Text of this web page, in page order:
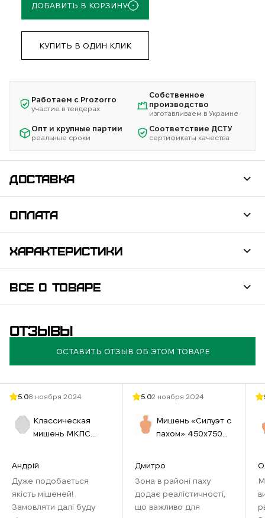
Работаем с Prozorro
участие в тендерах
Собственное
производство
изготавливаем в Украине
Опт и крупные партии
реальные сроки
Соответствие ДСТУ
сертификаты качества
ДОСТАВКА
ОПЛАТА
ХАРАКТЕРИСТИКИ
ВСЕ О ТОВАРЕ
ДОБАВИТЬ В КОРЗИНУ
КУПИТЬ В ОДИН КЛИК
ОТЗЫВЫ
ОСТАВИТЬ ОТЗЫВ ОБ ЭТОМ ТОВАРЕ
5.018 ноября 2024
Классическая
мишень МКПС
Андрій
Дуже подобається
якість мішеней!
Замовляти далі буду
5.012 ноября 2024
Мишень «Силуэт с
пахом» 450х750
Дмитро
Зона в районі паху
додає реалістичності,
що важливо для